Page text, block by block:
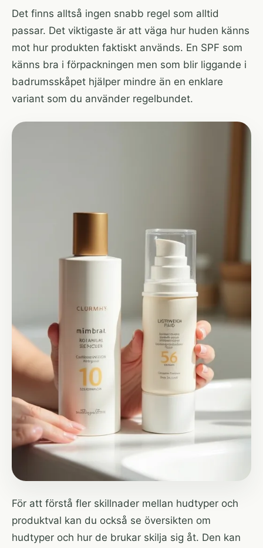
Det finns alltså ingen snabb regel som alltid
passar. Det viktigaste är att väga hur huden känns
mot hur produkten faktiskt används. En SPF som
känns bra i förpackningen men som blir liggande i
badrumsskåpet hjälper mindre än en enklare
variant som du använder regelbundet.
För att förstå fler skillnader mellan hudtyper och
produktval kan du också se översikten om
hudtyper och hur de brukar skilja sig åt. Den kan